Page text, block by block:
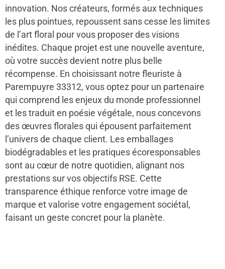
innovation. Nos créateurs, formés aux techniques
les plus pointues, repoussent sans cesse les limites
de l’art floral pour vous proposer des visions
inédites. Chaque projet est une nouvelle aventure,
où votre succès devient notre plus belle
récompense. En choisissant notre fleuriste à
Parempuyre 33312, vous optez pour un partenaire
qui comprend les enjeux du monde professionnel
et les traduit en poésie végétale, nous concevons
des œuvres florales qui épousent parfaitement
l’univers de chaque client. Les emballages
biodégradables et les pratiques écoresponsables
sont au cœur de notre quotidien, alignant nos
prestations sur vos objectifs RSE. Cette
transparence éthique renforce votre image de
marque et valorise votre engagement sociétal,
faisant un geste concret pour la planète.